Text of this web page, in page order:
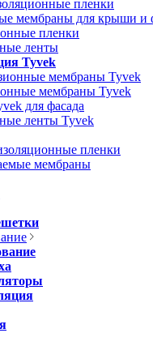
пленки
мембраны для крыши и
пленки
ленты
Tyvek
мембраны Tyvek
мембраны Tyvek
для фасада
ленты Tyvek
пленки
мембраны